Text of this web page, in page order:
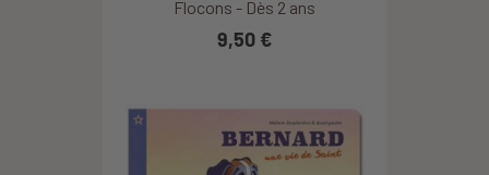
Flocons - Dès 2 ans
9,50 €